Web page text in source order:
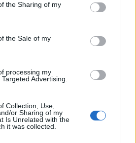
the Sharing of my
the Sale of my
processing my
Advertising.
Collection, Use,
or Sharing of my
Is Unrelated with the
it was collected.
na Jaroslav Řezáč
nějaký nový objev? To ale
Metelka 11.6.2026 08:24
že se celkové množství
systému nemění. Co ale když
roste?